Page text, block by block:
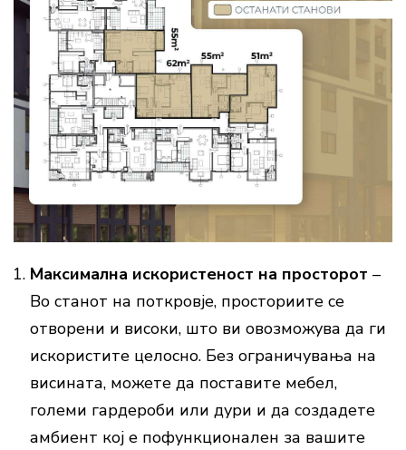
Максимална искористеност на просторот –
Во станот на поткровје, просториите се
отворени и високи, што ви овозможува да ги
искористите целосно. Без ограничувања на
висината, можете да поставите мебел,
големи гардероби или дури и да создадете
амбиент кој е пофункционален за вашите